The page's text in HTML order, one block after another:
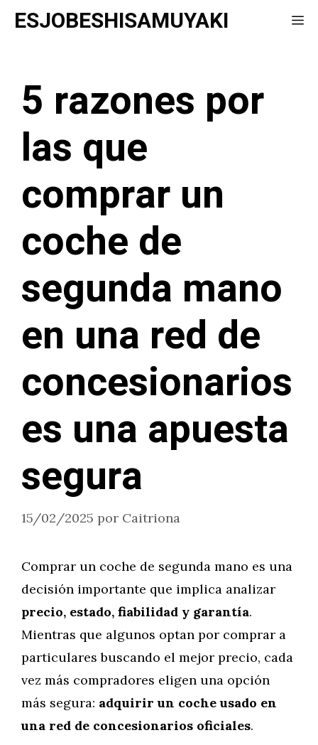
Saltar
ESJOBESHISAMUYAKI
5 razones por
las que
comprar un
coche de
segunda mano
en una red de
concesionarios
es una apuesta
segura
15/02/2025 por Caitriona
Comprar un coche de segunda mano es una
decisión importante que implica analizar
precio, estado, fiabilidad y garantía.
Mientras que algunos optan por comprar a
particulares buscando el mejor precio, cada
vez más compradores eligen una opción
más segura: adquirir un coche usado en
una red de concesionarios oficiales.